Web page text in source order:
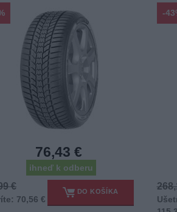
76,43 €
ihneď k odberu
€
70,56 €
DO KOŠÍKA
-